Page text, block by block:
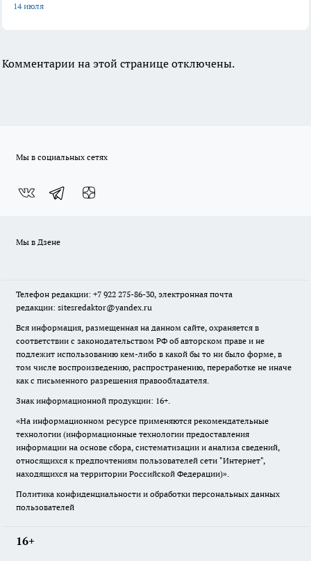
14 июля
Комментарии на этой странице отключены.
Мы в социальных сетях
Мы в Дзене
Телефон редакции: +7 922 275-86-30, электронная почта
редакции: sitesredaktor@yandex.ru
Вся информация, размещенная на данном сайте, охраняется в
соответствии с законодательством РФ об авторском праве и не
подлежит использованию кем-либо в какой бы то ни было форме, в
том числе воспроизведению, распространению, переработке не иначе
как с письменного разрешения правообладателя.
Знак информационной продукции: 16+.
«На информационном ресурсе применяются рекомендательные
технологии (информационные технологии предоставления
информации на основе сбора, систематизации и анализа сведений,
относящихся к предпочтениям пользователей сети "Интернет",
находящихся на территории Российской Федерации)».
Политика конфиденциальности и обработки персональных данных
пользователей
16+